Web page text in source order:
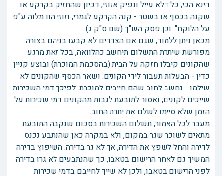
דינא הכי, כל דלא עייל ונפיק אזוזי, דכיון שהחזיק בקרקע או
שקנה בכסף או בשטר - קנה הקרקע לגמרי, וזוזי הוו מלוה ע"פ
על הלוקח". וכן פסק הש"ך (שם ס"ק ג).
מכאן ניתן ללמוד, שגם אם הצדדים לא קבעו בניהם בצורה
מפורשת שיתרת התשלום תיחשב כהלוואה, בכל זאת מרגע
שהקונים קיבלו חזקה על הבית (בהסכמת המוכרת) ובוצע קניין
כדין - הבעלות תעבור לידי הקונים. ושאר הכסף שהקונים לא
שילמו - נחשב לחוב שהם חייבים למוכרת. לפיכך דמי השכירות
שייכים לקונים, ואסור לתובעת לגבות מהקונים דמי שכירות על
הזמן שלא סיימו לשלם את יתרת החוב.
מעבר לכל האמור, תשלום השכירות בסכום שנקבה התובעת
מתאים לשוכר שגר במקום, ולא במקרה כאן שהנתבע נכנס
לדירה והחל לשפץ את הדירה, אך לא גר בדירה. השיפוץ בדירה
המשיך גם לאחר הרישום בטאבו, כך שהנתבעים לא גרו בדירה
לפני הרישום בטאבו, ולכן לא שייך לחייבם בדמי שכירות